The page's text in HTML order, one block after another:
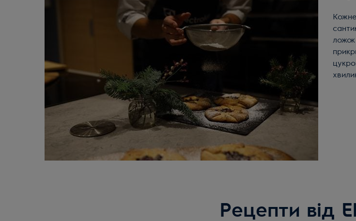
Кожне коло тіста присипте меленим мигдалем, залишаючи з країв кілька
ложок
Рецепти від